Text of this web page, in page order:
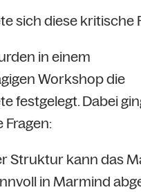
sich diese kritische
in einem
Workshop die
festgelegt. Dabei
Fragen:
Struktur kann das
in Marmind